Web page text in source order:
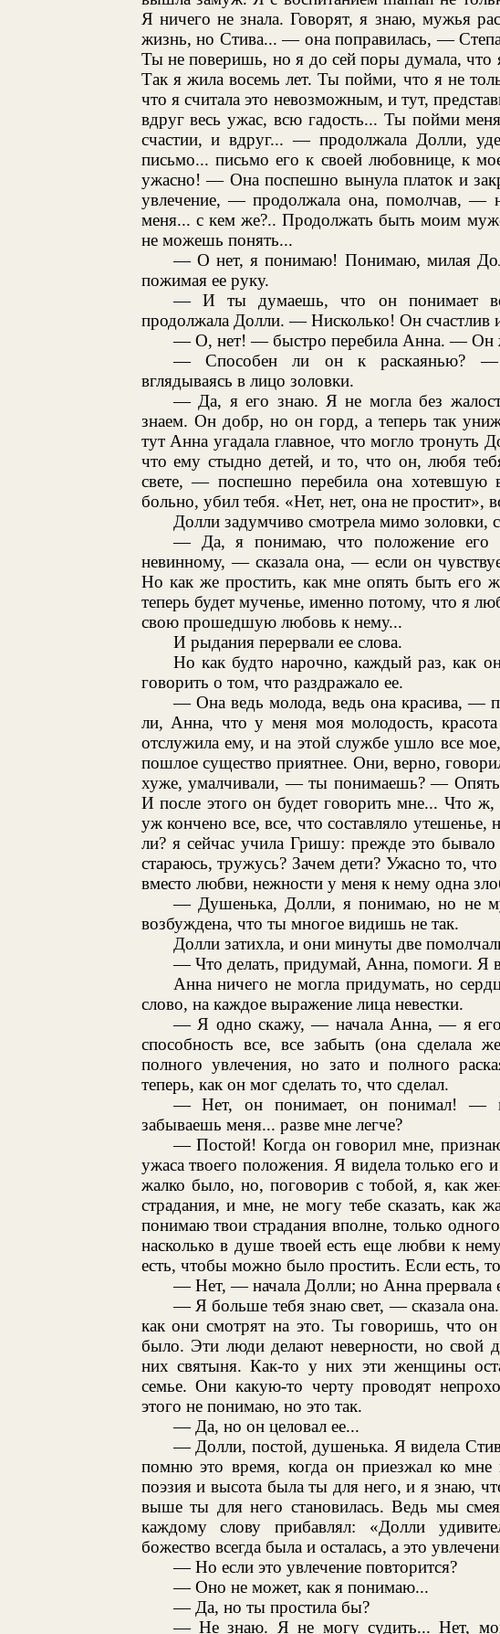
Я ничего не знала. Говорят, я знаю, мужья
жизнь, но Стива... — она поправилась, —
Ты не поверишь, но я до сей поры думала,
Так я жила восемь лет. Ты пойми, что я не
что я считала это невозможным, и тут,
вдруг весь ужас, всю гадость... Ты пойми
счастии, и вдруг... — продолжала Долли,
письмо... письмо его к своей любовнице, к
ужасно! — Она поспешно вынула платок и
увлечение, — продолжала она, помолчав, —
меня... с кем же?.. Продолжать быть моим
не можешь понять...
— О нет, я понимаю! Понимаю, милая
пожимая ее руку.
— И ты думаешь, что он понимает
продолжала Долли. — Нисколько! Он счастлив
— О, нет! — быстро перебила Анна. — Он
— Способен ли он к раскаянью? —
вглядываясь в лицо золовки.
— Да, я его знаю. Я не могла без
знаем. Он добр, но он горд, а теперь так
тут Анна угадала главное, что могло
что ему стыдно детей, и то, что он, любя
свете, — поспешно перебила она хотевшую
больно, убил тебя. «Нет, нет, она не простит»,
Долли задумчиво смотрела мимо золовки,
— Да, я понимаю, что положение его
невинному, — сказала она, — если он
Но как же простить, как мне опять быть его
теперь будет мученье, именно потому, что я
свою прошедшую любовь к нему...
И рыдания перервали ее слова.
Но как будто нарочно, каждый раз, как
говорить о том, что раздражало ее.
— Она ведь молода, ведь она красива, —
ли, Анна, что у меня моя молодость,
отслужила ему, и на этой службе ушло все
пошлое существо приятнее. Они, верно,
хуже, умалчивали, — ты понимаешь? — Опять
И после этого он будет говорить мне... Что
уж кончено все, все, что составляло
ли? я сейчас учила Гришу: прежде это бывало
стараюсь, тружусь? Зачем дети? Ужасно то,
вместо любви, нежности у меня к нему одна
— Душенька, Долли, я понимаю, но не
возбуждена, что ты многое видишь не так.
Долли затихла, и они минуты две
— Что делать, придумай, Анна, помоги. Я
Анна ничего не могла придумать, но
слово, на каждое выражение лица невестки.
— Я одно скажу, — начала Анна, — я его
способность все, все забыть (она сделала
полного увлечения, но зато и полного
теперь, как он мог сделать то, что сделал.
— Нет, он понимает, он понимал! —
забываешь меня... разве мне легче?
— Постой! Когда он говорил мне,
ужаса твоего положения. Я видела только его
жалко было, но, поговорив с тобой, я, как
страдания, и мне, не могу тебе сказать, как
понимаю твои страдания вполне, только
насколько в душе твоей есть еще любви к
есть, чтобы можно было простить. Если есть,
— Нет, — начала Долли; но Анна прервала
— Я больше тебя знаю свет, — сказала
как они смотрят на это. Ты говоришь, что
было. Эти люди делают неверности, но
них святыня. Как-то у них эти женщины
семье. Они какую-то черту проводят
этого не понимаю, но это так.
— Да, но он целовал ее...
— Долли, постой, душенька. Я видела
помню это время, когда он приезжал ко мне
поэзия и высота была ты для него, и я знаю,
выше ты для него становилась. Ведь мы
каждому слову прибавлял: «Долли
божество всегда была и осталась, а это
— Но если это увлечение повторится?
— Оно не может, как я понимаю...
— Да, но ты простила бы?
— Не знаю. Я не могу судить... Нет,